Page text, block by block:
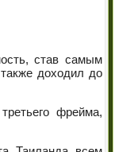
став самым
доходил до
фрейма,